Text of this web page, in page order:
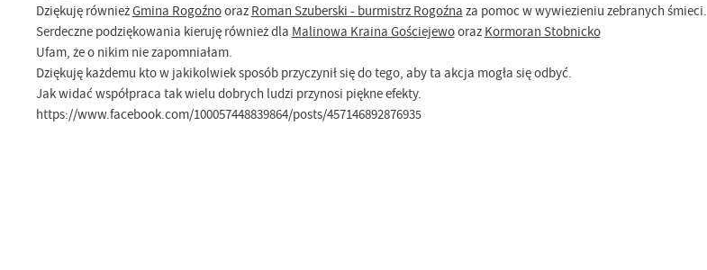
Dziękuję równieżGmina Rogoźnooraz Roman Szuberski - burmistrz Rogoźna za pomoc w wywiezieniu zebranych śmieci.
Serdeczne podziękowania kieruję również dla Malinowa Kraina Gościejewooraz Kormoran Stobnicko
Ufam, że o nikim nie zapomniałam.
Dziękuję każdemu kto w jakikolwiek sposób przyczynił się do tego, aby ta akcja mogła się odbyć.
Jak widać współpraca tak wielu dobrych ludzi przynosi piękne efekty.
https://www.facebook.com/100057448839864/posts/457146892876935